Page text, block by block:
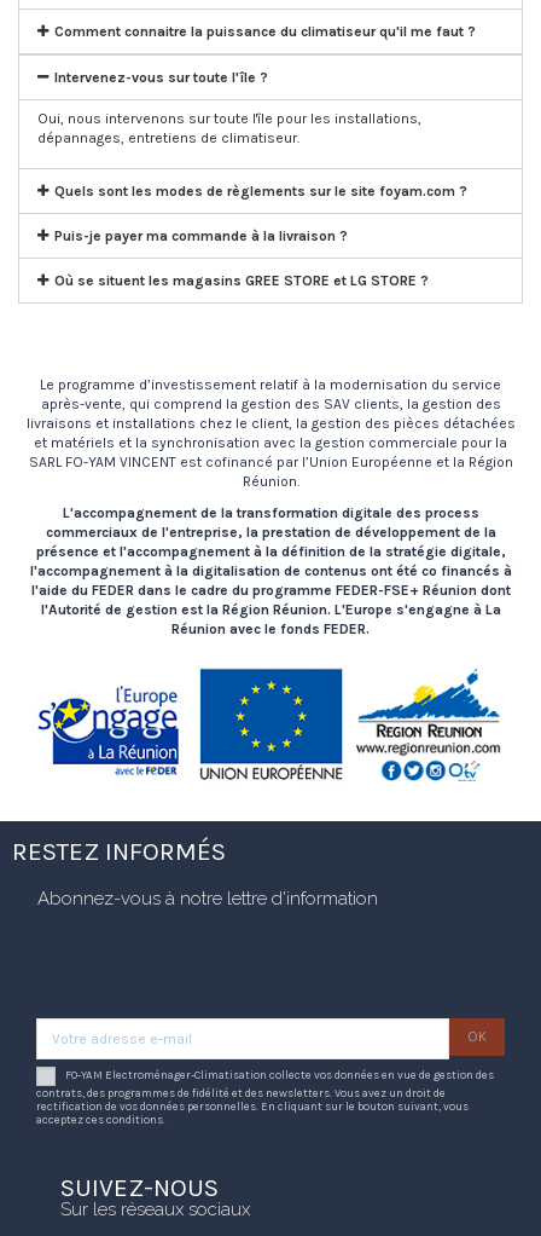
Comment connaitre la puissance du climatiseur qu'il me faut ?
Intervenez-vous sur toute l'île ?
Oui, nous intervenons sur toute l'île pour les installations,
dépannages, entretiens de climatiseur.
Quels sont les modes de règlements sur le site foyam.com ?
Puis-je payer ma commande à la livraison ?
Où se situent les magasins GREE STORE et LG STORE ?
Le programme d’investissement relatif à la modernisation du service
après-vente, qui comprend la gestion des SAV clients, la gestion des
livraisons et installations chez le client, la gestion des pièces détachées
et matériels et la synchronisation avec la gestion commerciale pour la
SARL FO-YAM VINCENT est cofinancé par l’Union Européenne et la Région
Réunion.
L'accompagnement de la transformation digitale des process
commerciaux de l'entreprise, la prestation de développement de la
présence et l'accompagnement à la définition de la stratégie digitale,
l'accompagnement à la digitalisation de contenus ont été co financés à
l'aide du FEDER dans le cadre du programme FEDER-FSE+ Réunion dont
l'Autorité de gestion est la Région Réunion. L'Europe s'engagne à La
Réunion avec le fonds FEDER.
RESTEZ INFORMÉS
Abonnez-vous à notre lettre d'information
FO-YAM Electroménager-Climatisation collecte vos données en vue de gestion des
contrats, des programmes de fidélité et des newsletters. Vous avez un droit de
rectification de vos données personnelles. En cliquant sur le bouton suivant, vous
acceptez ces conditions.
SUIVEZ-NOUS
Sur les réseaux sociaux